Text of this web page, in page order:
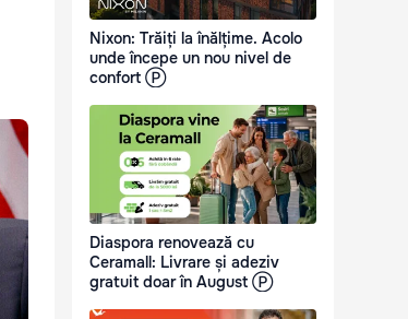
Nixon: Trăiți la înălțime. Acolo
unde începe un nou nivel de
confort Ⓟ
Diaspora renovează cu
Ceramall: Livrare și adeziv
gratuit doar în August Ⓟ